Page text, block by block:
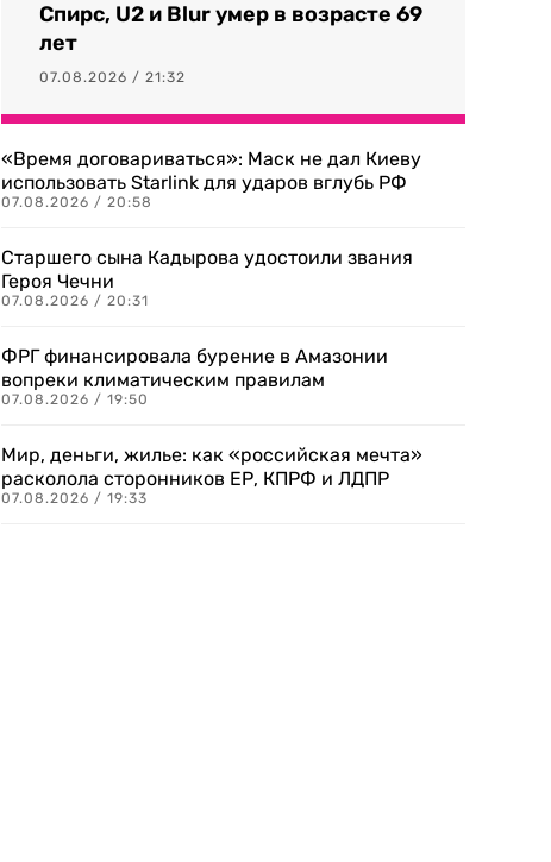
Спирс, U2 и Blur умер в возрасте 69
лет
07.08.2026 / 21:32
«Время договариваться»: Маск не дал Киеву
использовать Starlink для ударов вглубь РФ
07.08.2026 / 20:58
Старшего сына Кадырова удостоили звания
Героя Чечни
07.08.2026 / 20:31
ФРГ финансировала бурение в Амазонии
вопреки климатическим правилам
07.08.2026 / 19:50
Мир, деньги, жилье: как «российская мечта»
расколола сторонников ЕР, КПРФ и ЛДПР
07.08.2026 / 19:33